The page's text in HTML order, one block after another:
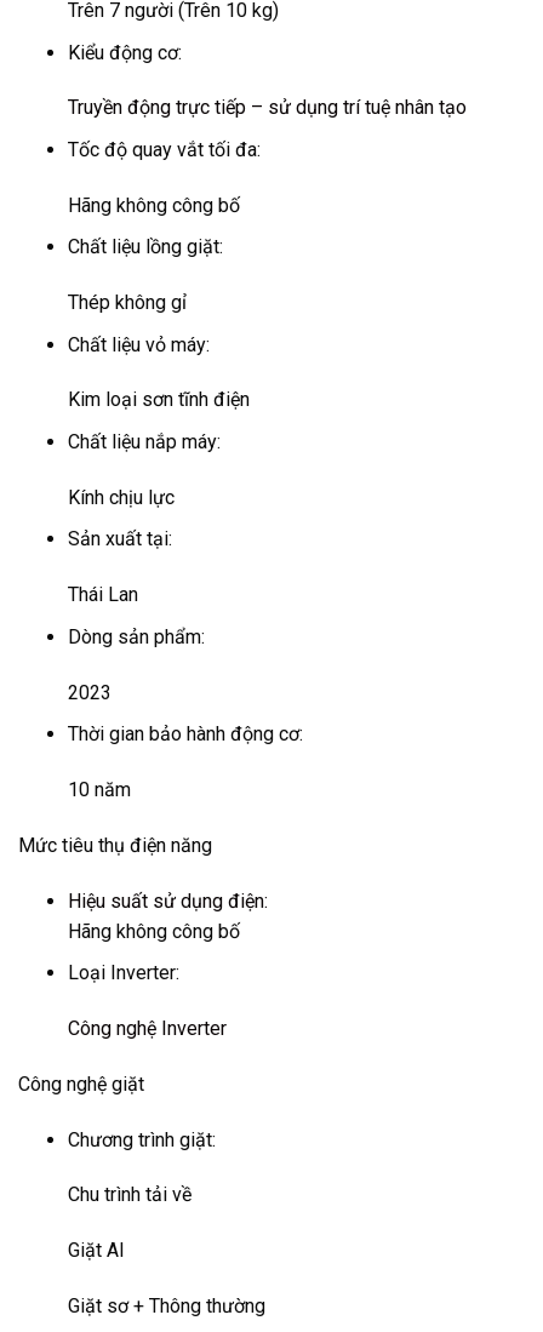
Trên 7 người (Trên 10 kg)
Kiểu động cơ:
Truyền động trực tiếp – sử dụng trí tuệ nhân tạo
Tốc độ quay vắt tối đa:
Hãng không công bố
Chất liệu lồng giặt:
Thép không gỉ
Chất liệu vỏ máy:
Kim loại sơn tĩnh điện
Chất liệu nắp máy:
Kính chịu lực
Sản xuất tại:
Thái Lan
Dòng sản phẩm:
2023
Thời gian bảo hành động cơ:
10 năm
Mức tiêu thụ điện năng
Hiệu suất sử dụng điện:
Hãng không công bố
Loại Inverter:
Công nghệ Inverter
Công nghệ giặt
Chương trình giặt:
Chu trình tải về
Giặt AI
Giặt sơ + Thông thường